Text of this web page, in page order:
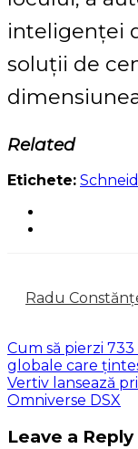
inteligenței
soluții de
Related
Etichete:
Radu
Cum să pierzi
globale care
Vertiv lansează
Omniverse DSX
Leave a Reply